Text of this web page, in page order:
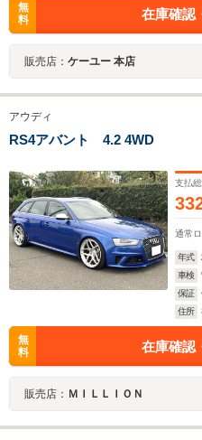
無
料
在庫確認
販売店： ケーユー 本店
アウディ
RS4アバント 4.2 4WD
支払
通常
年式
車検
保証
住所
無
料
在庫確認
販売店： ＭＩＬＬＩＯＮ